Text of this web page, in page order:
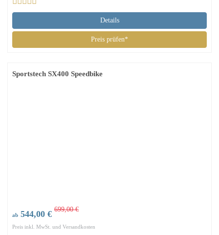
Details
Preis prüfen*
Sportstech SX400 Speedbike
ab 544,00 € 699,00 €
Preis inkl. MwSt. und Versandkosten